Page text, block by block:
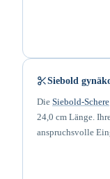
Siebold
Die Siebold-Schere
24,0 cm Länge.
anspruchsvolle